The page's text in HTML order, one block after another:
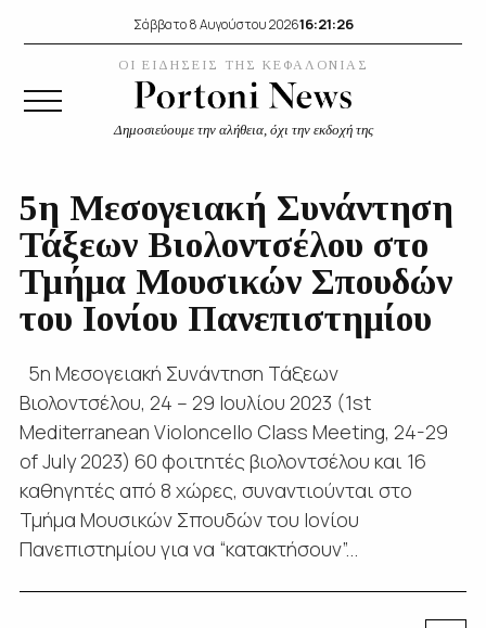
Σάββατο 8 Αυγούστου 202616:21:28
ΟΙ ΕΙΔΗΣΕΙΣ ΤΗΣ ΚΕΦΑΛΟΝΙΑΣ
Δημοσιεύουμε την αλήθεια, όχι την εκδοχή της
5η Μεσογειακή Συνάντηση
Τάξεων Βιολοντσέλου στο
Τμήμα Μουσικών Σπουδών
του Ιονίου Πανεπιστημίου
5η Μεσογειακή Συνάντηση Τάξεων
Βιολοντσέλου, 24 – 29 Ιουλίου 2023 (1st
Mediterranean Violoncello Class Meeting, 24-29
of July 2023) 60 φοιτητές βιολοντσέλου και 16
καθηγητές από 8 χώρες, συναντιούνται στο
Τμήμα Μουσικών Σπουδών του Ιονίου
Πανεπιστημίου για να “κατακτήσουν”...